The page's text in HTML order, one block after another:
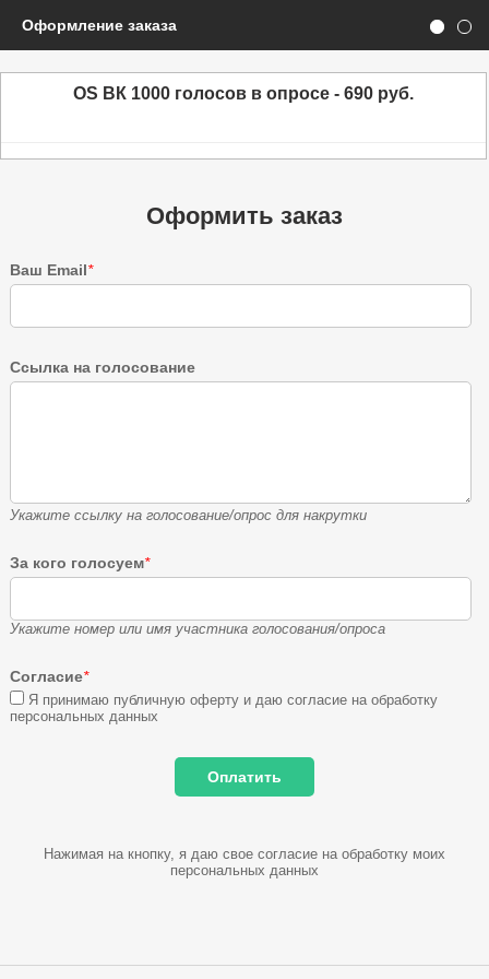
Оформление заказа
Оформить заказ
Ваш Email*
Ссылка на голосование
Укажите ссылку на голосование/опрос для накрутки
За кого голосуем*
Укажите номер или имя участника голосования/опроса
Согласие*
Я принимаю публичную оферту и даю согласие на обработку
персональных данных
Нажимая на кнопку, я даю свое согласие на обработку моих
персональных данных
OS ВК 1000 голосов в опросе - 690 руб.